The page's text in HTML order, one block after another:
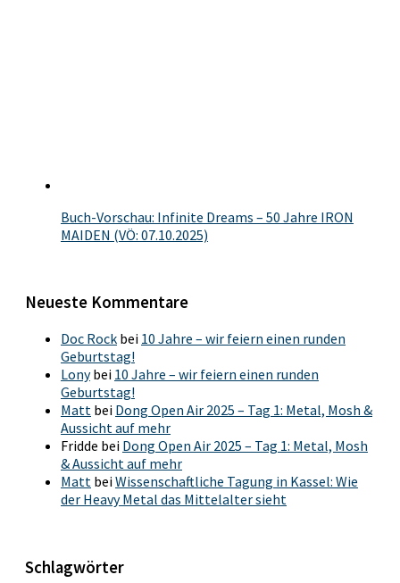
Buch-Vorschau: Infinite Dreams – 50 Jahre IRON
MAIDEN (VÖ: 07.10.2025)
Neueste Kommentare
Doc Rock bei 10 Jahre – wir feiern einen runden
Geburtstag!
Lonybei 10 Jahre – wir feiern einen runden
Geburtstag!
Matt bei Dong Open Air 2025 – Tag 1: Metal, Mosh &
Aussicht auf mehr
Fridde bei Dong Open Air 2025 – Tag 1: Metal, Mosh
& Aussicht auf mehr
Matt beiWissenschaftliche Tagung in Kassel: Wie
der Heavy Metal das Mittelalter sieht
Schlagwörter